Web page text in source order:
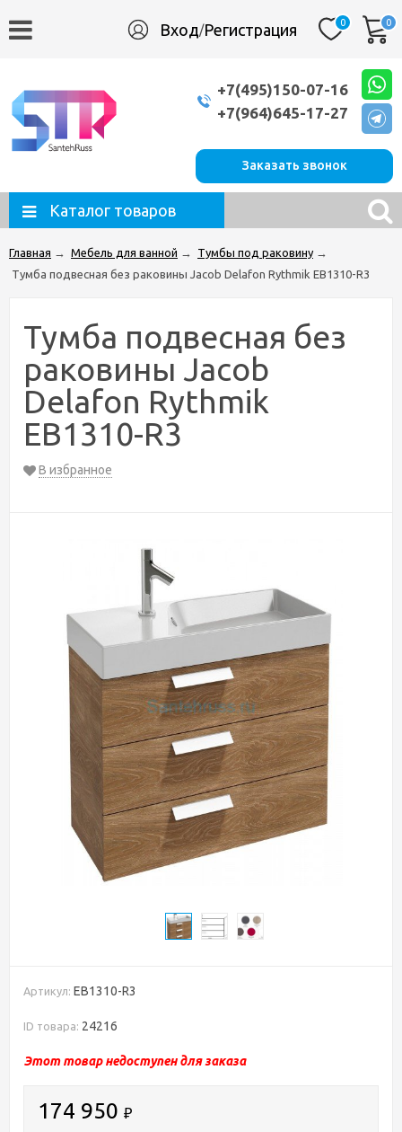
Вход/Регистрация 0 0
+7(495)150-07-16
+7(964)645-17-27
Заказать звонок
Каталог товаров
Главная → Мебель для ванной → Тумбы под раковину →
Тумба подвесная без раковины Jacob Delafon Rythmik EB1310-R3
Тумба подвесная без
раковины Jacob
Delafon Rythmik
EB1310-R3
В избранное
Артикул: EB1310-R3
ID товара: 24216
Этот товар недоступен для заказа
174 950 ₽